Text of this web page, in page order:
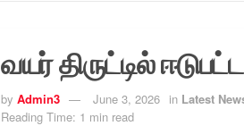
வயர் திருட்டில்
by Admin3 June 3, 2026 in Latest
Reading Time: 1 min read